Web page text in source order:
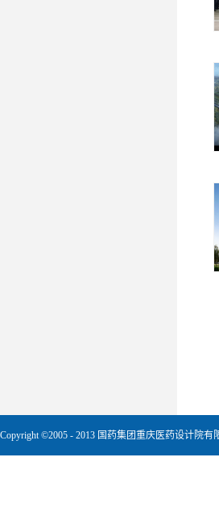
Copyright ©2005 - 2013 国药集团重庆医药设计院有